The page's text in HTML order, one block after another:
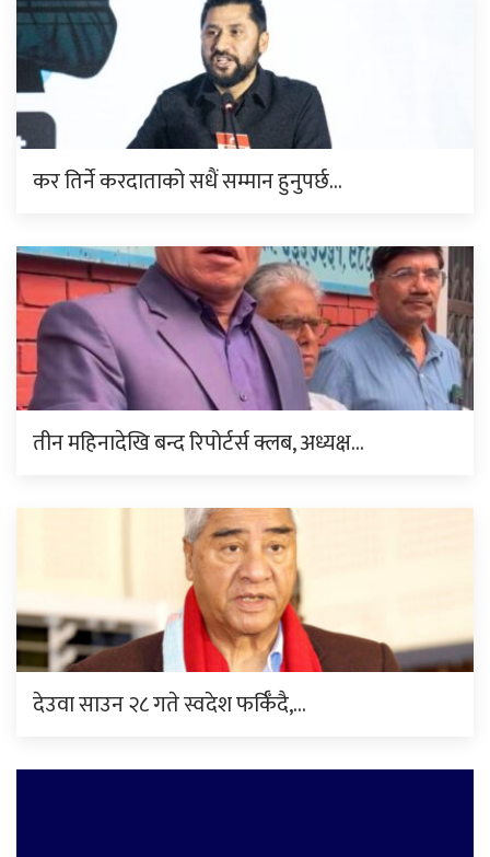
कर तिर्ने करदाताको सधैं सम्मान हुनुपर्छ…
तीन महिनादेखि बन्द रिपोर्टर्स क्लब, अध्यक्ष…
देउवा साउन २८ गते स्वदेश फर्किँदै,…